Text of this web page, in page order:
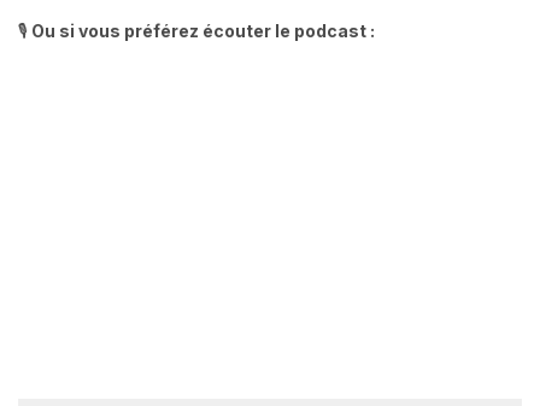
🎙️ Ou si vous préférez écouter le podcast :